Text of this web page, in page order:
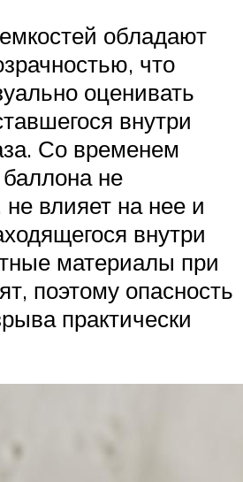
обладают
что
оценивать
внутри
Со временем
не
не влияет на нее и
внутри
материалы при
поэтому опасность
практически